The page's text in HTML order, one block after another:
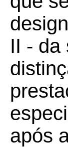
II - da
após